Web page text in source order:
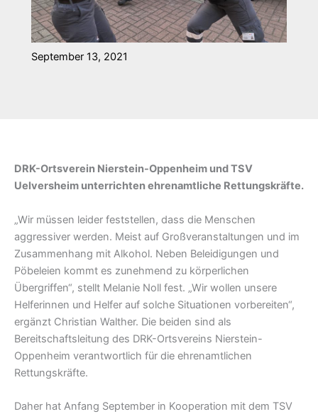
September 13, 2021
DRK-Ortsverein Nierstein-Oppenheim und TSV
Uelversheim unterrichten ehrenamtliche Rettungskräfte.
„Wir müssen leider feststellen, dass die Menschen
aggressiver werden. Meist auf Großveranstaltungen und im
Zusammenhang mit Alkohol. Neben Beleidigungen und
Pöbeleien kommt es zunehmend zu körperlichen
Übergriffen“, stellt Melanie Noll fest. „Wir wollen unsere
Helferinnen und Helfer auf solche Situationen vorbereiten“,
ergänzt Christian Walther. Die beiden sind als
Bereitschaftsleitung des DRK-Ortsvereins Nierstein-
Oppenheim verantwortlich für die ehrenamtlichen
Rettungskräfte.
Daher hat Anfang September in Kooperation mit dem TSV